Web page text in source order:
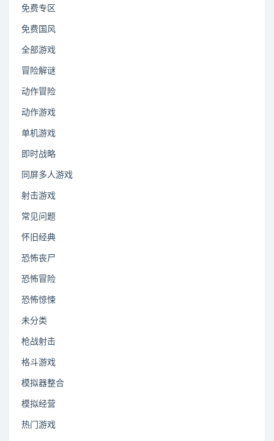
免费专区
免费国风
全部游戏
冒险解谜
动作冒险
动作游戏
单机游戏
即时战略
同屏多人游戏
射击游戏
常见问题
怀旧经典
恐怖丧尸
恐怖冒险
恐怖惊悚
未分类
枪战射击
格斗游戏
模拟器整合
模拟经营
热门游戏